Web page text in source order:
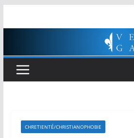
CHRETIENTÉ/CHRISTIANOPHOBIE